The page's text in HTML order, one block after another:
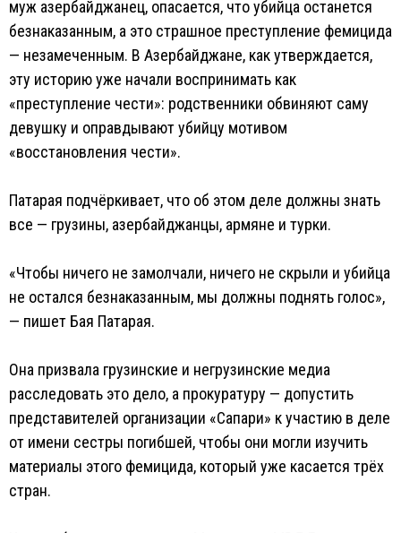
муж азербайджанец, опасается, что убийца останется
безнаказанным, а это страшное преступление фемицида
— незамеченным. В Азербайджане, как утверждается,
эту историю уже начали воспринимать как
«преступление чести»: родственники обвиняют саму
девушку и оправдывают убийцу мотивом
«восстановления чести».
Патарая подчёркивает, что об этом деле должны знать
все — грузины, азербайджанцы, армяне и турки.
«Чтобы ничего не замолчали, ничего не скрыли и убийца
не остался безнаказанным, мы должны поднять голос»,
— пишет Бая Патарая.
Она призвала грузинские и негрузинские медиа
расследовать это дело, а прокуратуру — допустить
представителей организации «Сапари» к участию в деле
от имени сестры погибшей, чтобы они могли изучить
материалы этого фемицида, который уже касается трёх
стран.